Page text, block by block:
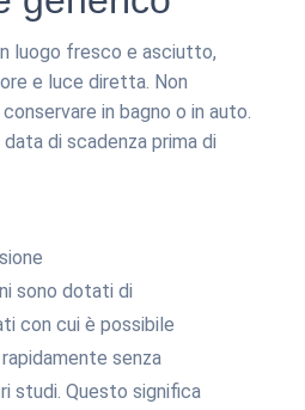
luogo fresco e asciutto,
e luce diretta. Non
in bagno o in auto.
di scadenza prima di
sono dotati di
con cui è possibile
senza
studi. Questo significa